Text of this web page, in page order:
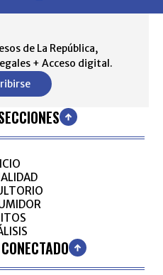
de La República,
+ Acceso digital.